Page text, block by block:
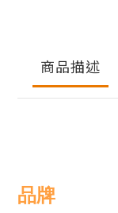
商品描述
品牌